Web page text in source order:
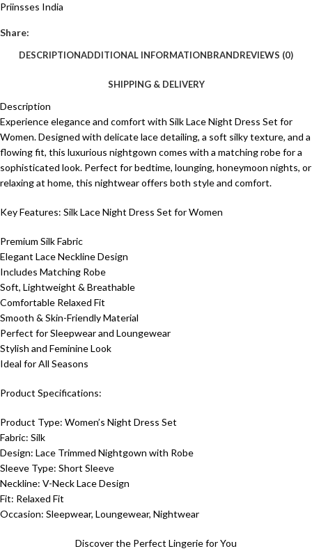
Priinsses India
Share:
DESCRIPTIONADDITIONAL INFORMATIONBRANDREVIEWS (0)
SHIPPING & DELIVERY
Description
Experience elegance and comfort with Silk Lace Night Dress Set for
Women. Designed with delicate lace detailing, a soft silky texture, and a
flowing fit, this luxurious nightgown comes with a matching robe for a
sophisticated look. Perfect for bedtime, lounging, honeymoon nights, or
relaxing at home, this nightwear offers both style and comfort.
Key Features: Silk Lace Night Dress Set for Women
Premium Silk Fabric
Elegant Lace Neckline Design
Includes Matching Robe
Soft, Lightweight & Breathable
Comfortable Relaxed Fit
Smooth & Skin-Friendly Material
Perfect for Sleepwear and Loungewear
Stylish and Feminine Look
Ideal for All Seasons
Product Specifications:
Product Type: Women’s Night Dress Set
Fabric: Silk
Design: Lace Trimmed Nightgown with Robe
Sleeve Type: Short Sleeve
Neckline: V-Neck Lace Design
Fit: Relaxed Fit
Occasion: Sleepwear, Loungewear, Nightwear
Discover the Perfect Lingerie for You